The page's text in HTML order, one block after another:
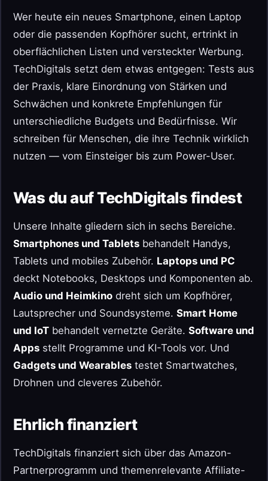
Wer heute ein neues Smartphone, einen Laptop
oder die passenden Kopfhörer sucht, ertrinkt in
oberflächlichen Listen und versteckter Werbung.
TechDigitals setzt dem etwas entgegen: Tests aus
der Praxis, klare Einordnung von Stärken und
Schwächen und konkrete Empfehlungen für
unterschiedliche Budgets und Bedürfnisse. Wir
schreiben für Menschen, die ihre Technik wirklich
nutzen — vom Einsteiger bis zum Power-User.
Was du auf TechDigitals findest
Unsere Inhalte gliedern sich in sechs Bereiche.
Smartphones und Tablets behandelt Handys,
Tablets und mobiles Zubehör. Laptops und PC
deckt Notebooks, Desktops und Komponenten ab.
Audio und Heimkino dreht sich um Kopfhörer,
Lautsprecher und Soundsysteme. Smart Home
und IoT behandelt vernetzte Geräte. Software und
Apps stellt Programme und KI-Tools vor. Und
Gadgets und Wearables testet Smartwatches,
Drohnen und cleveres Zubehör.
Ehrlich finanziert
TechDigitals finanziert sich über das Amazon-
Partnerprogramm und themenrelevante Affiliate-